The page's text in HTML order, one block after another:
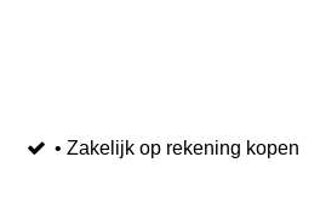
• Zakelijk op rekening kopen